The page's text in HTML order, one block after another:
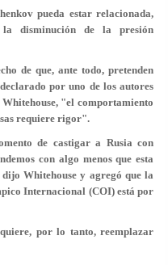
pueda estar relacionada,
disminución de la presión
de que, ante todo, pretenden
por uno de los autores
"el comportamiento
requiere rigor".
de castigar a Rusia con
con algo menos que esta
Whitehouse y agregó que la
Internacional (COI) está por
por lo tanto, reemplazar